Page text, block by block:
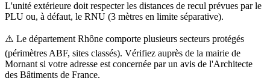
L'unité extérieure doit respecter les distances de recul prévues par le
PLU ou, à défaut, le RNU (3 mètres en limite séparative).
⚠️ Le département Rhône comporte plusieurs secteurs protégés
(périmètres ABF, sites classés). Vérifiez auprès de la mairie de
Mornant si votre adresse est concernée par un avis de l'Architecte
des Bâtiments de France.